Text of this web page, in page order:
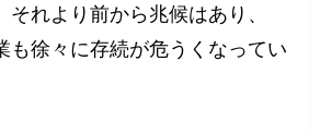
それより前から兆候はあり、
も徐々に存続が危うくなってい